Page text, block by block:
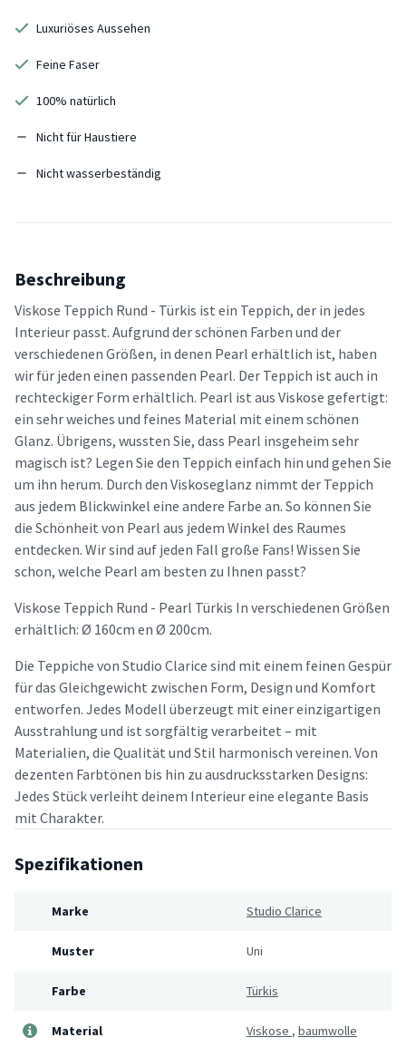
Luxuriöses Aussehen
Feine Faser
100% natürlich
Nicht für Haustiere
Nicht wasserbeständig
Beschreibung
Viskose Teppich Rund - Türkis ist ein Teppich, der in jedes
Interieur passt. Aufgrund der schönen Farben und der
verschiedenen Größen, in denen Pearl erhältlich ist, haben
wir für jeden einen passenden Pearl. Der Teppich ist auch in
rechteckiger Form erhältlich. Pearl ist aus Viskose gefertigt:
ein sehr weiches und feines Material mit einem schönen
Glanz. Übrigens, wussten Sie, dass Pearl insgeheim sehr
magisch ist? Legen Sie den Teppich einfach hin und gehen Sie
um ihn herum. Durch den Viskoseglanz nimmt der Teppich
aus jedem Blickwinkel eine andere Farbe an. So können Sie
die Schönheit von Pearl aus jedem Winkel des Raumes
entdecken. Wir sind auf jeden Fall große Fans! Wissen Sie
schon, welche Pearl am besten zu Ihnen passt?
Viskose Teppich Rund - Pearl Türkis In verschiedenen Größen
erhältlich: Ø 160cm en Ø 200cm.
Die Teppiche von Studio Clarice sind mit einem feinen Gespür
für das Gleichgewicht zwischen Form, Design und Komfort
entworfen. Jedes Modell überzeugt mit einer einzigartigen
Ausstrahlung und ist sorgfältig verarbeitet – mit
Materialien, die Qualität und Stil harmonisch vereinen. Von
dezenten Farbtönen bis hin zu ausdrucksstarken Designs:
Jedes Stück verleiht deinem Interieur eine elegante Basis
mit Charakter.
Spezifikationen
Marke Studio Clarice
Muster Uni
Farbe Türkis
Material Viskose , baumwolle